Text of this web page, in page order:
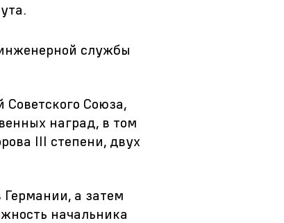
службы
Советского Союза,
наград, в том
III степени, двух
а затем
начальника